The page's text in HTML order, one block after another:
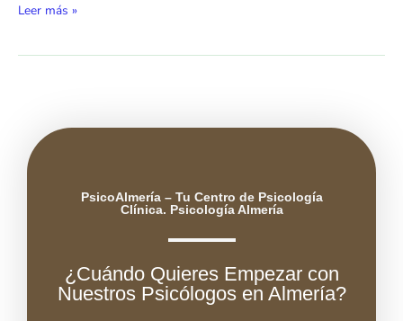
Leer más »
PsicoAlmería – Tu Centro de Psicología
Clínica. Psicología Almería
¿Cuándo Quieres Empezar con
Nuestros Psicólogos en Almería?